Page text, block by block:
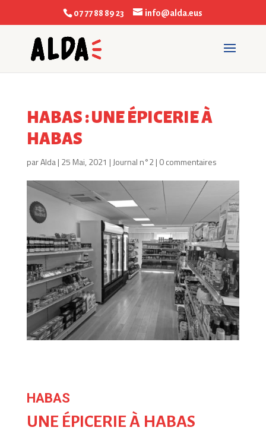
07 77 88 89 23 info@alda.eus
HABAS : UNE ÉPICERIE À
HABAS
parAlda| 25 Mai, 2021 | Journal n°2| 0 commentaires
HABAS
UNE ÉPICERIE À HABAS